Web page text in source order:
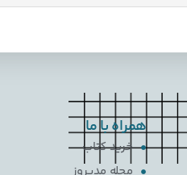
همراه با ما
خرید کتاب